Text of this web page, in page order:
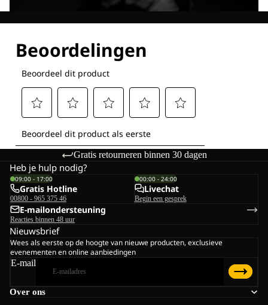
Gratis retourneren binnen 30 dagen
Over ons
Heb je hulp nodig?
09:00 - 17:00
Gratis Hotline
00800 - 965 375 46
00:00 - 24:00
Livechat
Begin een gesprek
E-mailondersteuning
Reacties binnen 48 uur
Nieuwsbrief
Wees als eerste op de hoogte van nieuwe producten, exclusieve
evenementen en online aanbiedingen
E-mail